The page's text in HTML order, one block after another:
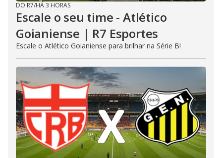
DO R7/HÁ 3 HORAS
Escale o seu time - Atlético
Goianiense | R7 Esportes
Escale o Atlético Goianiense para brilhar na Série B!